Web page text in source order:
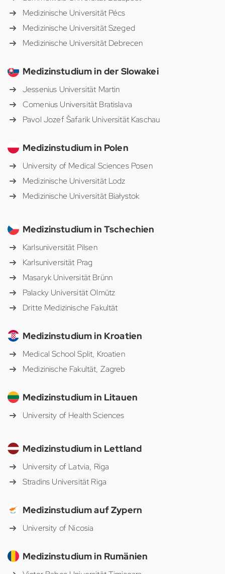
Medizinische Universität Pécs
Medizinische Universität Szeged
Medizinische Universität Debrecen
Medizinstudium in der Slowakei
Jessenius Universität Martin
Comenius Universität Bratislava
Pavol Jozef Šafarik Universität Kaschau
Medizinstudium in Polen
University of Medical Sciences Posen
Medizinische Universität Lodz
Medizinische Universität Białystok
Medizinstudium in Tschechien
Karlsuniversität Pilsen
Karlsuniversität Prag
Masaryk Universität Brünn
Palacky Universität Olmütz
Dritte Medizinische Fakultät
Medizinstudium in Kroatien
Medical School Split, Kroatien
Medizinische Fakultät, Zagreb
Medizinstudium in Litauen
University of Health Sciences
Medizinstudium in Lettland
University of Latvia, Riga
Stradins Universität Riga
Medizinstudium auf Zypern
University of Nicosia
Medizinstudium in Rumänien